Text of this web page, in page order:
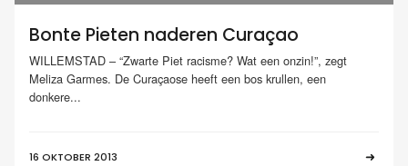
Bonte Pieten naderen Curaçao
WILLEMSTAD – “Zwarte Piet racisme? Wat een onzin!”, zegt
Meliza Garmes. De Curaçaose heeft een bos krullen, een
donkere...
16 OKTOBER 2013